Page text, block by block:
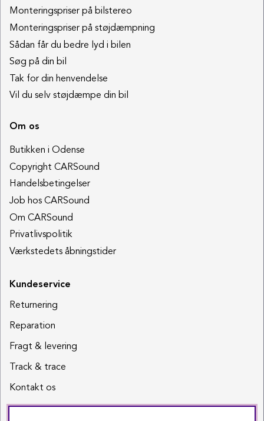
Monteringspriser på bilstereo
Monteringspriser på støjdæmpning
Sådan får du bedre lyd i bilen
Søg på din bil
Tak for din henvendelse
Vil du selv støjdæmpe din bil
Om os
Butikken i Odense
Copyright CARSound
Handelsbetingelser
Job hos CARSound
Om CARSound
Privatlivspolitik
Værkstedets åbningstider
Kundeservice
Returnering
Reparation
Fragt & levering
Track & trace
Kontakt os